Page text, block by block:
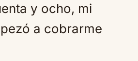
y ocho, mi
a cobrarme